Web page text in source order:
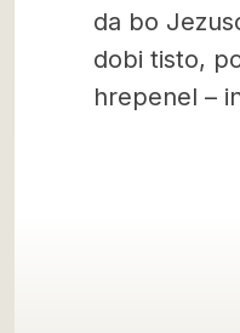
da bo
dobi tisto,
hrepenel –